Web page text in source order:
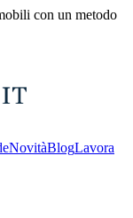
con un metodo
NovitàBlogLavora